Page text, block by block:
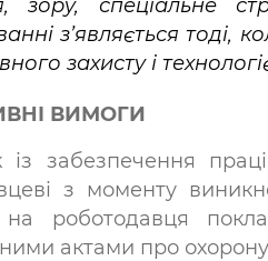
зору, спеціальне
з’являється
захисту і
ВИМОГИ
із забезпечення
з моменту
роботодавця
актами про охорону